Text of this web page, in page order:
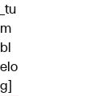
_tu
m
bl
elo
g]